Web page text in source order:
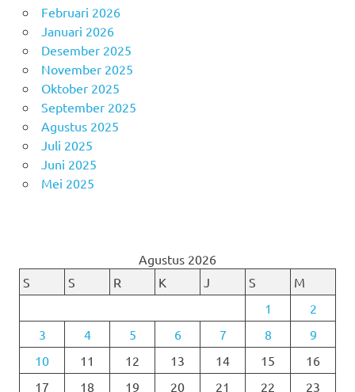
Februari 2026
Januari 2026
Desember 2025
November 2025
Oktober 2025
September 2025
Agustus 2025
Juli 2025
Juni 2025
Mei 2025
Agustus 2026
S
S R K J S
M
1
2
3
4 5 6 7 8
9
10
11 12 13 14 15
16
17
18 19 20 21 22 23